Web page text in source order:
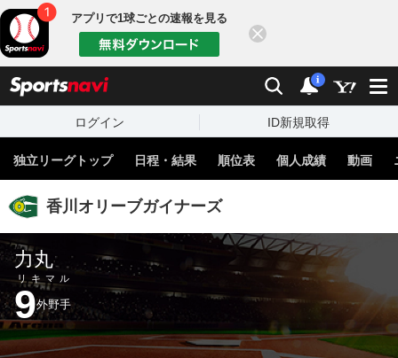
アプリで1球ごとの速報を見る
検索 通知
i
ログイン ID新規取得
独立リーグトップ 日程・結果 順位表 個人成績 動画
香川オリーブガイナーズ
力丸
リキマル
9外野手